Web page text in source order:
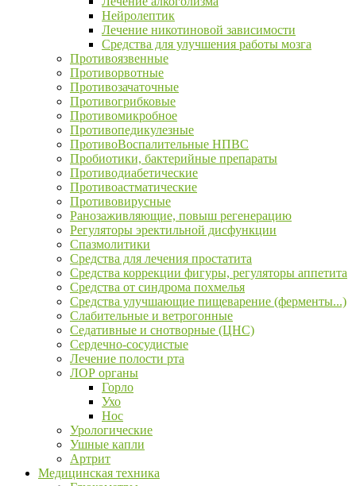
Нейролептик
Лечение никотиновой зависимости
Средства для улучшения работы мозга
Противоязвенные
Противорвотные
Противозачаточные
Противогрибковые
Противомикробное
Противопедикулезные
ПротивоВоспалительные НПВС
Пробиотики, бактерийные препараты
Противодиабетические
Противоастматические
Противовирусные
Ранозаживляющие, повыш регенерацию
Регуляторы эректильной дисфункции
Спазмолитики
Средства для лечения простатита
Средства коррекции фигуры, регуляторы аппетита
Средства от синдрома похмелья
Средства улучшающие пищеварение (ферменты...)
Слабительные и ветрогонные
Седативные и снотворные (ЦНС)
Сердечно-сосудистые
Лечение полости рта
ЛОР органы
Горло
Ухо
Нос
Урологические
Ушные капли
Артрит
Медицинская техника